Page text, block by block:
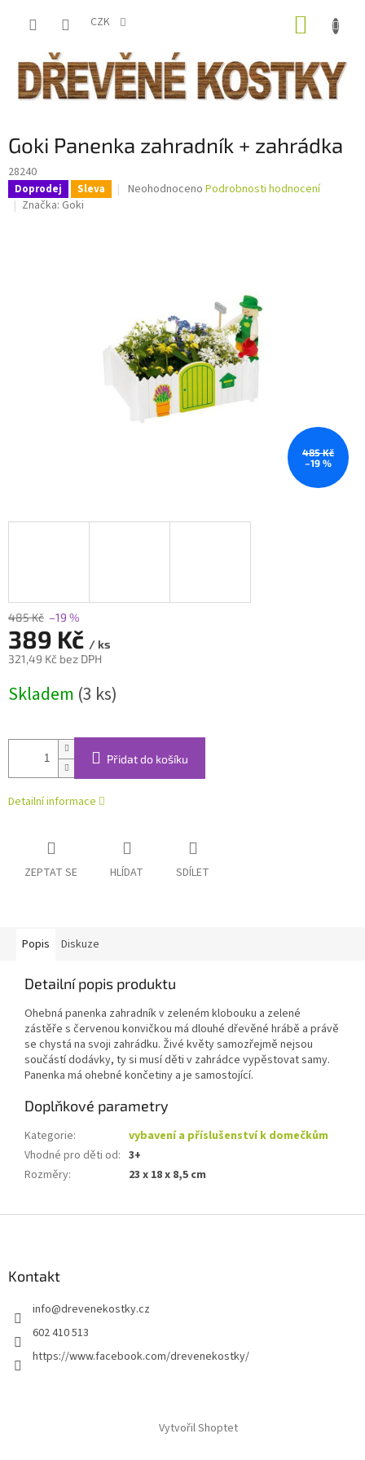
CZK
Goki Panenka zahradník + zahrádka
28240
Doprodej Sleva
Průměrné
Neohodnoceno Podrobnosti hodnocení
Značka: Goki
485 Kč
–19 %
485 Kč –19 %
389 Kč / ks
321,49 Kč bez DPH
cena:
Skladem (3 ks)
Přidat do košíku
Detailní informace
ZEPTAT SE HLÍDAT SDÍLET
Popis Diskuze
Detailní popis produktu
Ohebná panenka zahradník v zeleném klobouku a zelené
zástěře s červenou konvičkou má dlouhé dřevěné hrábě a právě
se chystá na svoji zahrádku. Živé květy samozřejmě nejsou
součástí dodávky, ty si musí děti v zahrádce vypěstovat samy.
Panenka má ohebné končetiny a je samostojící.
Doplňkové parametry
Kategorie:
vybavení a příslušenství k domečkům
Vhodné pro děti od: 3+
Rozměry: 23 x 18 x 8,5 cm
Kontakt
info@drevenekostky.cz
602 410 513
https://www.facebook.com/drevenekostky/
Vytvořil Shoptet